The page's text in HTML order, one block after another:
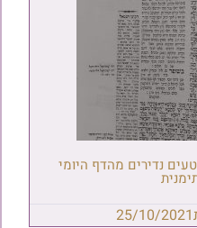
נדירים מהדף היומי
25/10/2021